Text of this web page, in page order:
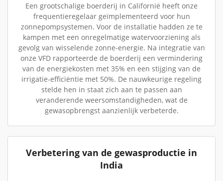
Een grootschalige boerderij in Californië heeft onze
frequentieregelaar geïmplementeerd voor hun
zonnepompsystemen. Voor de installatie hadden ze te
kampen met een onregelmatige watervoorziening als
gevolg van wisselende zonne-energie. Na integratie van
onze VFD rapporteerde de boerderij een vermindering
van de energiekosten met 35% en een stijging van de
irrigatie-efficiëntie met 50%. De nauwkeurige regeling
stelde hen in staat zich aan te passen aan
veranderende weersomstandigheden, wat de
gewasopbrengst aanzienlijk verbeterde.
Verbetering van de gewasproductie in
India